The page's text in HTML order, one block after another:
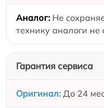
Не
технику аналоги не
Гарантия сервиса
До 24